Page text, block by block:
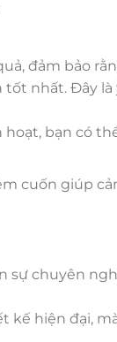
đảm bảo
nhất. Đây
hoạt, bạn có
cuốn giúp
chuyên
kế hiện đại,